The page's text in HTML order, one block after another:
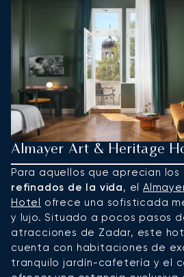
Almayer Art & Heritage
Para aquellos que aprecian los
refinados de la vida, el
Hotel ofrece una sofisticada
y lujo. Situado a pocos pasos
atracciones de Zadar, este
cuenta con habitaciones de
tranquilo jardín-cafetería y el